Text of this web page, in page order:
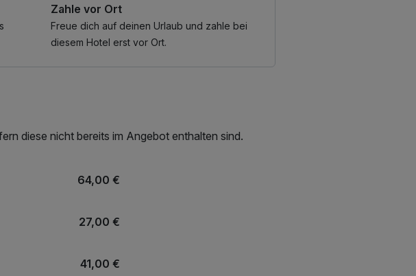
Zahle vor Ort
Freue dich auf deinen Urlaub und zahle bei
diesem Hotel erst vor Ort.
diese nicht bereits im Angebot enthalten sind.
64,00 €
27,00 €
41,00 €